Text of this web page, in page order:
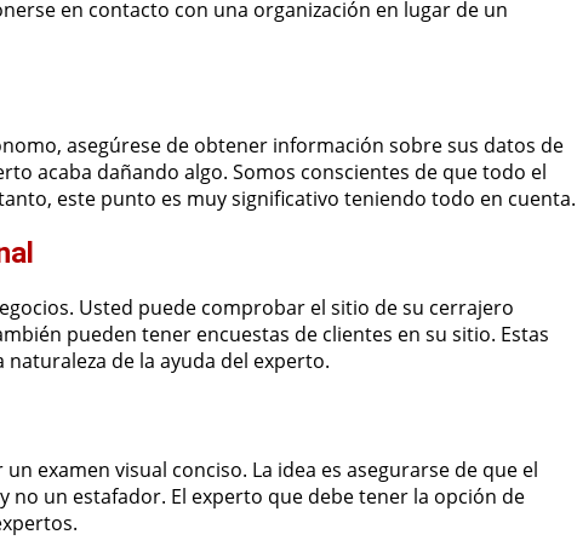
en contacto con una organización en lugar de un
asegúrese de obtener información sobre sus datos de
acaba dañando algo. Somos conscientes de que todo el
este punto es muy significativo teniendo todo en cuenta.
Usted puede comprobar el sitio de su cerrajero
pueden tener encuestas de clientes en su sitio. Estas
de la ayuda del experto.
examen visual conciso. La idea es asegurarse de que el
no un estafador. El experto que debe tener la opción de